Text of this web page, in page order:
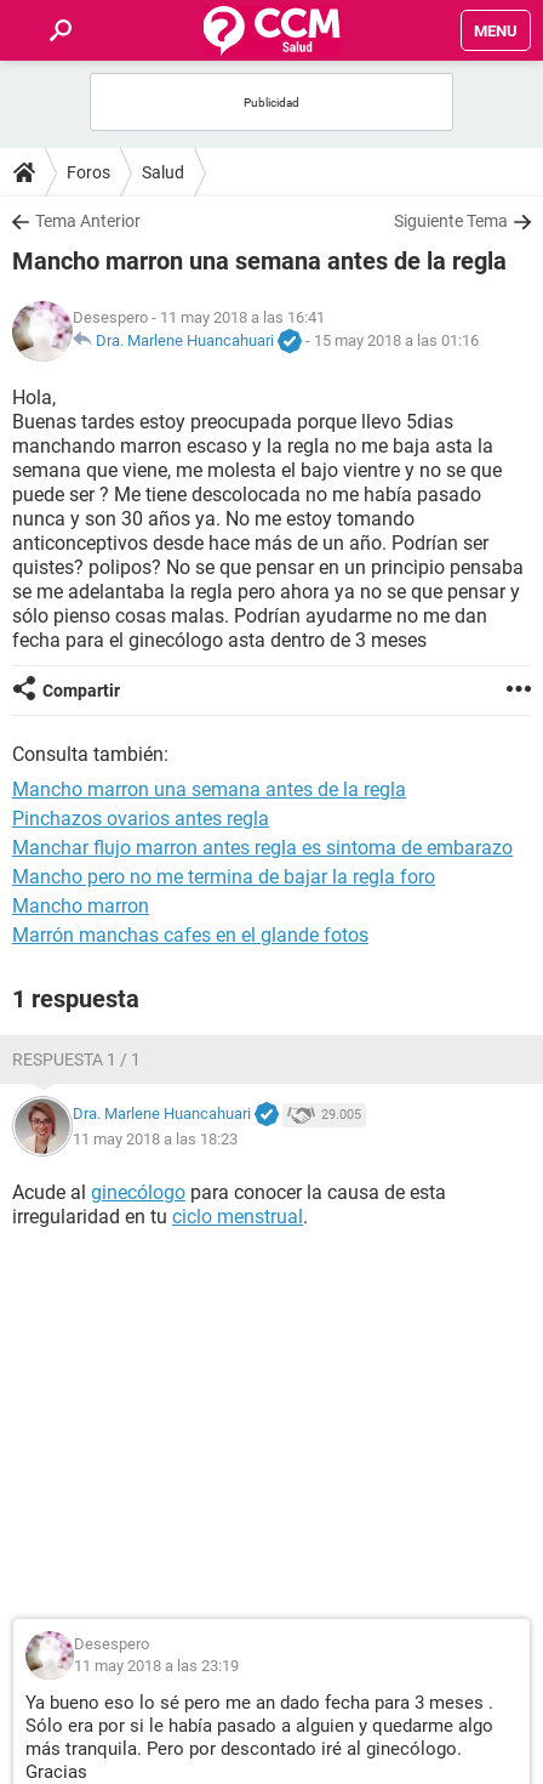
MENU
FOROS
SALUD
NUTRICIÓN
BIENESTAR
SEXUALIDAD
GLOSARIO
Foros Salud
Tema Anterior Siguiente Tema
Mancho marron una semana antes de la regla
Desespero - 11 may 2018 a las 16:41
Dra. Marlene Huancahuari
- 15 may 2018 a las 01:16
Hola,
Buenas tardes estoy preocupada porque llevo 5dias
manchando marron escaso y la regla no me baja asta la
semana que viene, me molesta el bajo vientre y no se que
puede ser ? Me tiene descolocada no me había pasado
nunca y son 30 años ya. No me estoy tomando
anticonceptivos desde hace más de un año. Podrían ser
quistes? polipos? No se que pensar en un principio pensaba
se me adelantaba la regla pero ahora ya no se que pensar y
sólo pienso cosas malas. Podrían ayudarme no me dan
fecha para el ginecólogo asta dentro de 3 meses
Compartir
Consulta también:
Mancho marron una semana antes de la regla
Pinchazos ovarios antes regla
Manchar flujo marron antes regla es sintoma de embarazo
Mancho pero no me termina de bajar la regla foro
Mancho marron
Marrón manchas cafes en el glande fotos
1 respuesta
RESPUESTA 1 / 1
Dra. Marlene Huancahuari 29.005
11 may 2018 a las 18:23
Acude al ginecólogo para conocer la causa de esta
irregularidad en tu ciclo menstrual.
Desespero
11 may 2018 a las 23:19
Ya bueno eso lo sé pero me an dado fecha para 3 meses .
Sólo era por si le había pasado a alguien y quedarme algo
más tranquila. Pero por descontado iré al ginecólogo.
Gracias